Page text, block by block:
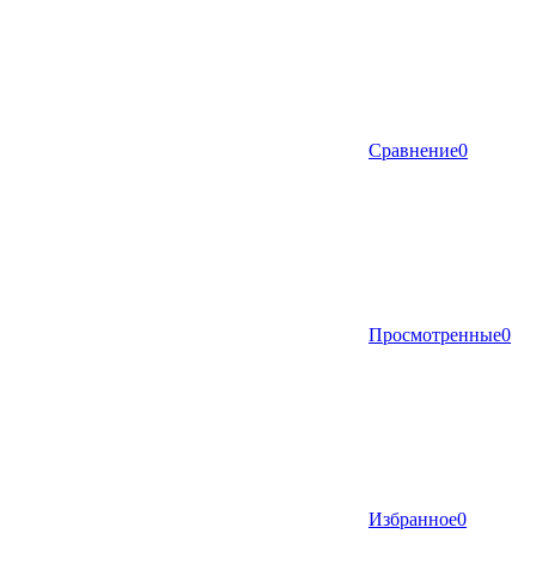
Сравнение0
Просмотренные0
Избранное0